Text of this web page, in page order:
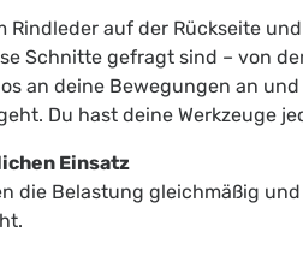
Rindleder auf der Rückseite
Schnitte gefragt sind – von
an deine Bewegungen an
Du hast deine Werkzeuge
Einsatz
die Belastung gleichmäßig